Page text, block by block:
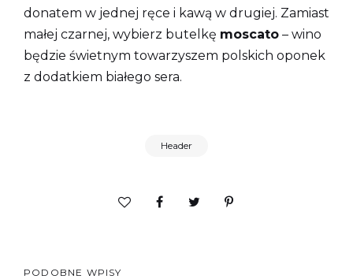
donatem w jednej ręce i kawą w drugiej. Zamiast
małej czarnej, wybierz butelkę moscato – wino
będzie świetnym towarzyszem polskich oponek
z dodatkiem białego sera.
Header
PODOBNE WPISY